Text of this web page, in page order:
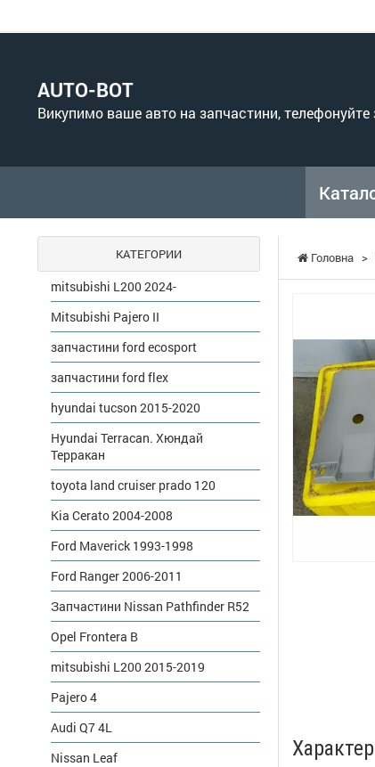
AUTO-BOT
Викупимо ваше авто на запчастини,
Головна >
КАТЕГОРИИ
mitsubishi L200 2024-
Mitsubishi Pajero II
запчастини ford ecosport
запчастини ford flex
hyundai tucson 2015-2020
Hyundai Terracan. Хюндай
Терракан
toyota land cruiser prado 120
Kia Cerato 2004-2008
Ford Maverick 1993-1998
Ford Ranger 2006-2011
Запчастини Nissan Pathfinder R52
Opel Frontera B
mitsubishi L200 2015-2019
Pajero 4
Audi Q7 4L
Nissan Leaf